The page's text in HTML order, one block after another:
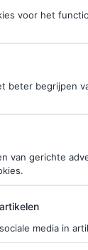
OLIVA EN
voor het
beter begrijpen
van gerichte
media in